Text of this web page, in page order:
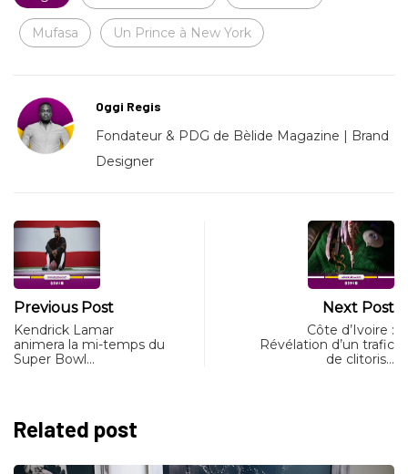
Mufasa Un Prince à New York
Oggi Regis
Fondateur & PDG de Bèlide Magazine | Brand
Designer
Previous Post
Kendrick Lamar
animera la mi-temps du
Super Bowl…
Next Post
Côte d’Ivoire :
Révélation d’un trafic
de clitoris…
Related post